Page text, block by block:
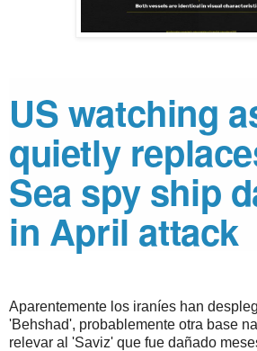
US watching
quietly
Sea spy ship
in April attack
Aparentemente los iraníes han
'Behshad', probablemente otra base
relevar al 'Saviz' que fue dañado